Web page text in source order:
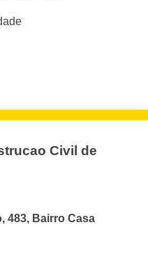
Civil de
483, Bairro Casa